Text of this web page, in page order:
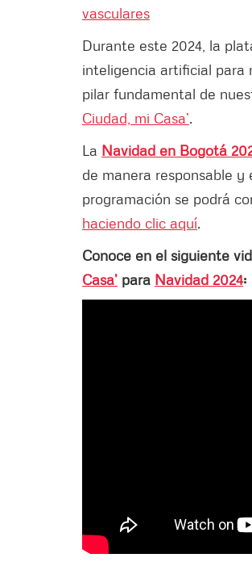
vasculares
Durante este 2024, la
inteligencia artificial para
pilar fundamental de
Ciudad, mi Casa’.
La Navidad en Bogotá
de manera responsable y
programación se podrá
haciendo clic aquí.
Conoce en el siguiente
Casa’ para Navidad 2024: